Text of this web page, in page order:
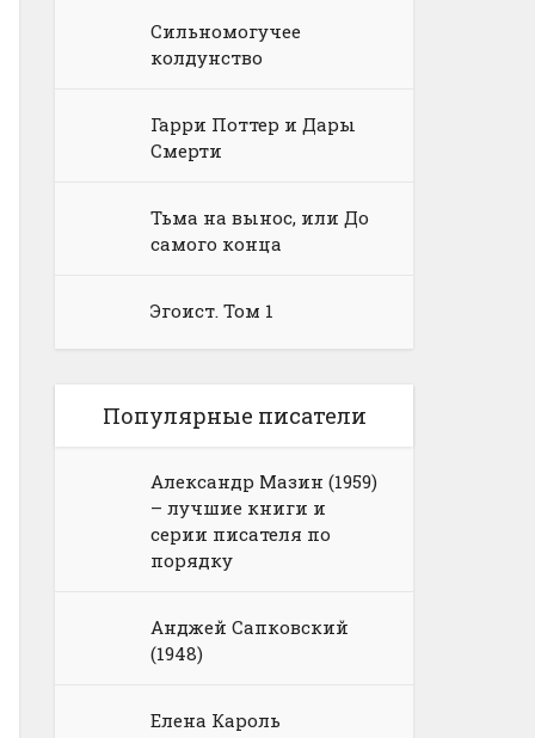
Сильномогучее
колдунство
Гарри Поттер и Дары
Смерти
Тьма на вынос, или До
самого конца
Эгоист. Том 1
Популярные писатели
Александр Мазин (1959)
– лучшие книги и
серии писателя по
порядку
Анджей Сапковский
(1948)
Елена Кароль